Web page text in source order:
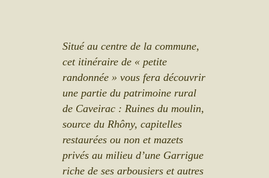
Situé au centre de la commune,
cet itinéraire de « petite
randonnée » vous fera découvrir
une partie du patrimoine rural
de Caveirac : Ruines du moulin,
source du Rhôny, capitelles
restaurées ou non et mazets
privés au milieu d’une Garrigue
riche de ses arbousiers et autres